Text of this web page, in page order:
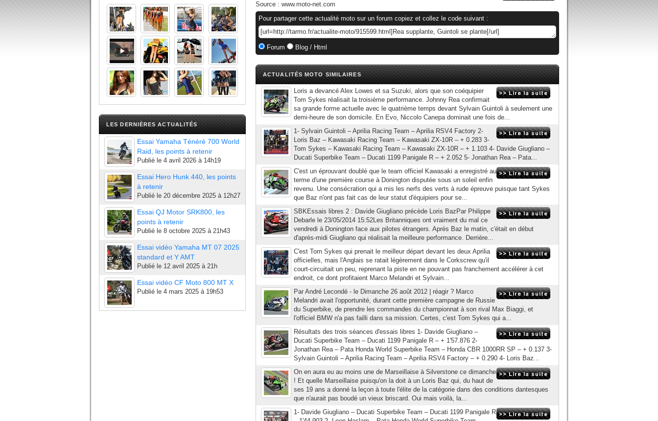
LES DERNIÈRES ACTUALITÉS
Essai Yamaha Ténéré 700 World
Raid, les points à retenir
Publié le 4 avril 2026 à 14h19
Essai Hero Hunk 440, les points
à retenir
Publié le 20 décembre 2025 à 12h27
Essai QJ Motor SRK800, les
points à retenir
Publié le 8 octobre 2025 à 21h43
Essai vidéo Yamaha MT 07 2025
standard et Y AMT
Publié le 12 avril 2025 à 21h
Essai vidéo CF Moto 800 MT X
Publié le 4 mars 2025 à 19h53
Source : www.moto-net.com
Pour partager cette actualité moto sur un forum copiez et collez le code suivant :
Forum Blog / Html
ACTUALITÉS MOTO SIMILAIRES
Loris a devancé Alex Lowes et sa Suzuki, alors que son coéquipier
Tom Sykes réalisait la troisième performance. Johnny Rea confirmait
sa grande forme actuelle avec le quatrième temps devant Sylvain Guintoli à seulement une
demi-heure de son domicile. En Evo, Niccolo Canepa dominait une fois de...
1- Sylvain Guintoli – Aprilia Racing Team – Aprilia RSV4 Factory 2-
Loris Baz – Kawasaki Racing Team – Kawasaki ZX-10R – + 0.283 3-
Tom Sykes – Kawasaki Racing Team – Kawasaki ZX-10R – + 1.103 4- Davide Giugliano –
Ducati Superbike Team – Ducati 1199 Panigale R – + 2.052 5- Jonathan Rea – Pata...
C'est un éprouvant doublé que le team officiel Kawasaki a enregistré au
terme d'une première course à Donington disputée sous un soleil enfin
revenu. Une consécration qui a mis les nerfs des verts à rude épreuve puisque tant Sykes
que Baz n'ont pas fait cas de leur statut d'équipiers pour se...
SBKEssais libres 2 : Davide Giugliano précède Loris BazPar Philippe
Debarle le 23/05/2014 15:52Les Britanniques ont vraiment du mal ce
vendredi à Donington face aux pilotes étrangers. Après Baz le matin, c'était en début
d'après-midi Giugliano qui réalisait la meilleure performance. Derrière...
C'est Tom Sykes qui prenait le meilleur départ devant les deux Aprilia
officielles, mais l'Anglais se ratait légèrement dans le Corkscrew qu'il
court-circuitait un peu, reprenant la piste en ne pouvant pas franchement accélérer à cet
endroit, ce dont profitaient Marco Melandri et Sylvain...
Par André Lecondé - le Dimanche 26 août 2012 | réagir ? Marco
Melandri avait l'opportunité, durant cette première campagne de Russie
du Superbike, de prendre les commandes du championnat à son rival Max Biaggi, et
l'officiel BMW n'a pas failli dans sa mission. Certes, c'est Tom Sykes qui a...
Résultats des trois séances d'essais libres 1- Davide Giugliano –
Ducati Superbike Team – Ducati 1199 Panigale R – + 1'57.876 2-
Jonathan Rea – Pata Honda World Superbike Team – Honda CBR 1000RR SP – + 0.137 3-
Sylvain Guintoli – Aprilia Racing Team – Aprilia RSV4 Factory – + 0.290 4- Loris Baz...
On en aura eu au moins une de Marseillaise à Silverstone ce dimanche
! Et quelle Marseillaise puisqu'on la doit à un Loris Baz qui, du haut de
ses 19 ans a donné la leçon à toute l'élite de la catégorie dans des conditions dantesques
que n'aurait pas boudé un vieux briscard. Oui mais voilà, la...
1- Davide Giugliano – Ducati Superbike Team – Ducati 1199 Panigale R